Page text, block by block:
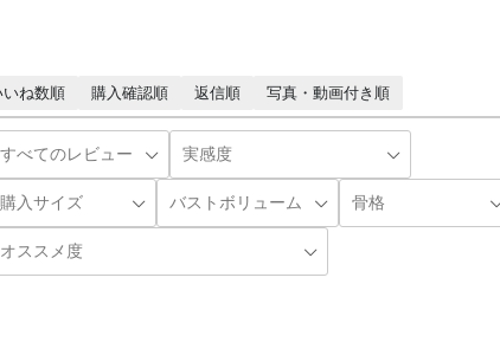
いね数順 購入確認順 返信順 写真・動画付き順